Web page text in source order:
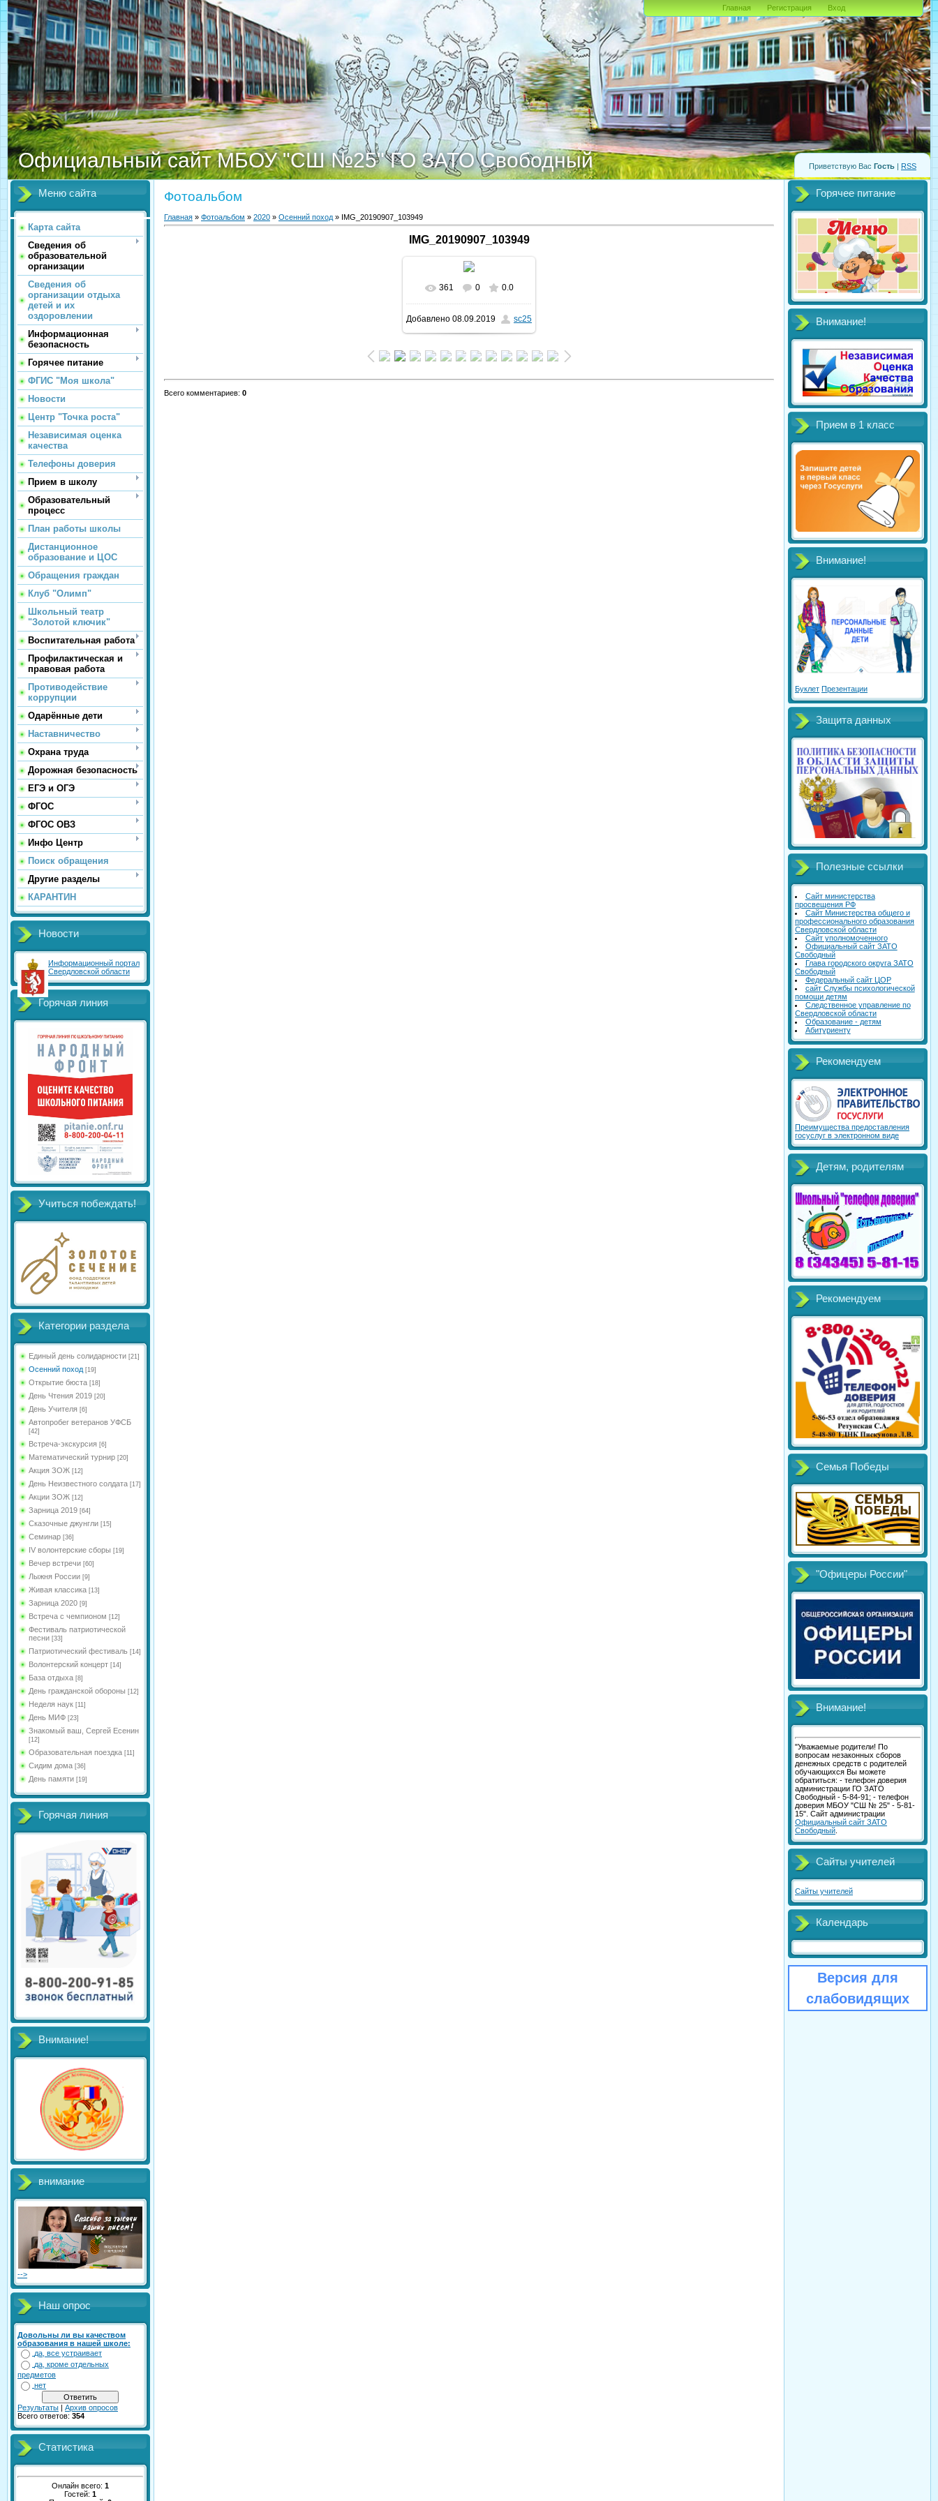
Приветствую Вас Гость | RSS
Официальный сайт МБОУ "СШ №25" ГО ЗАТО Свободный
Главная Регистрация Вход
Меню сайта
Карта сайта
Сведения об
образовательной
организации
Сведения об
организации отдыха
детей и их
оздоровлении
Информационная
безопасность
Горячее питание
ФГИС "Моя школа"
Новости
Центр "Точка роста"
Независимая оценка
качества
Телефоны доверия
Прием в школу
Образовательный
процесс
План работы школы
Дистанционное
образование и ЦОС
Обращения граждан
Клуб "Олимп"
Школьный театр
"Золотой ключик"
Воспитательная работа
Профилактическая и
правовая работа
Противодействие
коррупции
Одарённые дети
Наставничество
Охрана труда
Дорожная безопасность
ЕГЭ и ОГЭ
ФГОС
ФГОС ОВЗ
Инфо Центр
Поиск обращения
Другие разделы
КАРАНТИН
Новости
Информационный портал
Свердловской области
Горячая линия
Учиться побеждать!
Категории раздела
Единый день солидарности [21]
Осенний поход [19]
Открытие бюста [18]
День Чтения 2019 [20]
День Учителя [6]
Автопробег ветеранов УФСБ
[42]
Встреча-экскурсия [6]
Математический турнир [20]
Акция ЗОЖ [12]
День Неизвестного солдата [17]
Акции ЗОЖ [12]
Зарница 2019 [64]
Сказочные джунгли [15]
Семинар [36]
IV волонтерские сборы [19]
Вечер встречи [60]
Лыжня России [9]
Живая классика [13]
Зарница 2020 [9]
Встреча с чемпионом [12]
Фестиваль патриотической
песни [33]
Патриотический фестиваль [14]
Волонтерский концерт [14]
База отдыха [8]
День гражданской обороны [12]
Неделя наук [11]
День МИФ [23]
Знакомый ваш, Сергей Есенин
[12]
Образовательная поездка [11]
Сидим дома [36]
День памяти [19]
Горячая линия
Внимание!
внимание
-->
Наш опрос
Довольны ли вы качеством
образования в нашей школе:
да, все устраивает
да, кроме отдельных
предметов
нет
Результаты | Архив опросов
Всего ответов: 354
Статистика
Онлайн всего: 1
Гостей: 1
Фотоальбом
Главная » Фотоальбом » 2020 » Осенний поход » IMG_20190907_103949
IMG_20190907_103949
В реальном размере
1024x768/ 145.3Kb
361 0 0.0
Добавлено 08.09.2019 sc25
Всего комментариев: 0
Горячее питание
Внимание!
Прием в 1 класс
Внимание!
Буклет Презентации
Защита данных
Полезные ссылки
Сайт министерства
просвещения РФ
Сайт Министерства общего и
профессионального образования
Свердловской области
Сайт уполномоченного
Официальный сайт ЗАТО
Свободный
Глава городского округа ЗАТО
Свободный
Федеральный сайт ЦОР
сайт Службы психологической
помощи детям
Следственное управление по
Свердловской области
Образование - детям
Абитуриенту
Рекомендуем
Преимущества предоставления
госуслуг в электронном виде
Детям, родителям
Рекомендуем
Семья Победы
"Офицеры России"
Внимание!
"Уважаемые родители! По
вопросам незаконных сборов
денежных средств с родителей
обучающихся Вы можете
обратиться: - телефон доверия
администрации ГО ЗАТО
Свободный - 5-84-91; - телефон
доверия МБОУ "СШ № 25" - 5-81-
15". Сайт администрации
Официальный сайт ЗАТО
Свободный
Сайты учителей
Сайты учителей
Календарь
Версия для
слабовидящих